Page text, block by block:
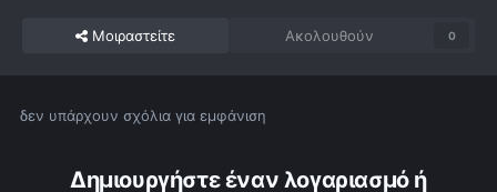
Μοιραστείτε Ακολουθούν 0
δεν υπάρχουν σχόλια για εμφάνιση
Δημιουργήστε έναν λογαριασμό ή